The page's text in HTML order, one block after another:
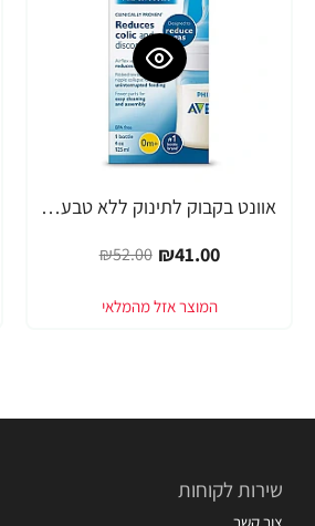
-21%
אוונט בקבוק לתינוק ללא טבעת 125 מ"ל (0 חודש+) 1 יחידה - מבית Philips Avent
₪41.00
₪52.00
שירות לקוחות